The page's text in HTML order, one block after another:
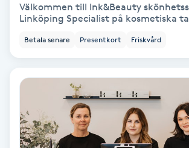
Hårborttagning
Hårbottenbehandling
Välkommen till Ink&Beauty
Linköping Specialist på kosmetiska
Betala senare Presentkort Friskvård